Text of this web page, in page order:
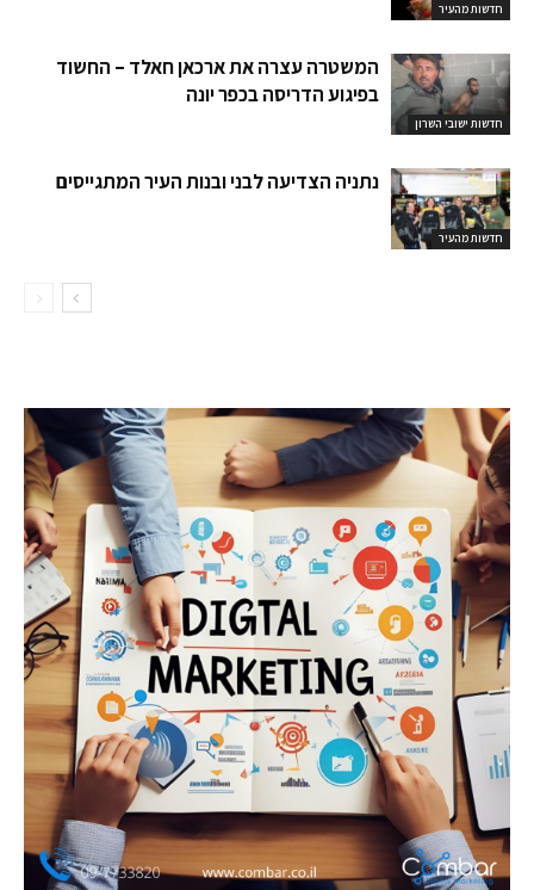
חדשות מהעיר
חדשות ישובי השרון
המשטרה עצרה את ארכאן חאלד – החשוד
בפיגוע הדריסה בכפר יונה
חדשות מהעיר
נתניה הצדיעה לבני ובנות העיר המתגייסים